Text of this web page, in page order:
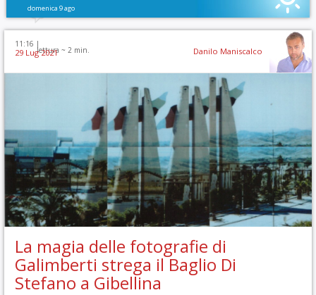
domenica 9 ago
11:16 |
lettura ~ 2 min.
29 Lug 2021 Danilo Maniscalco
La magia delle fotografie di
Galimberti strega il Baglio Di
Stefano a Gibellina